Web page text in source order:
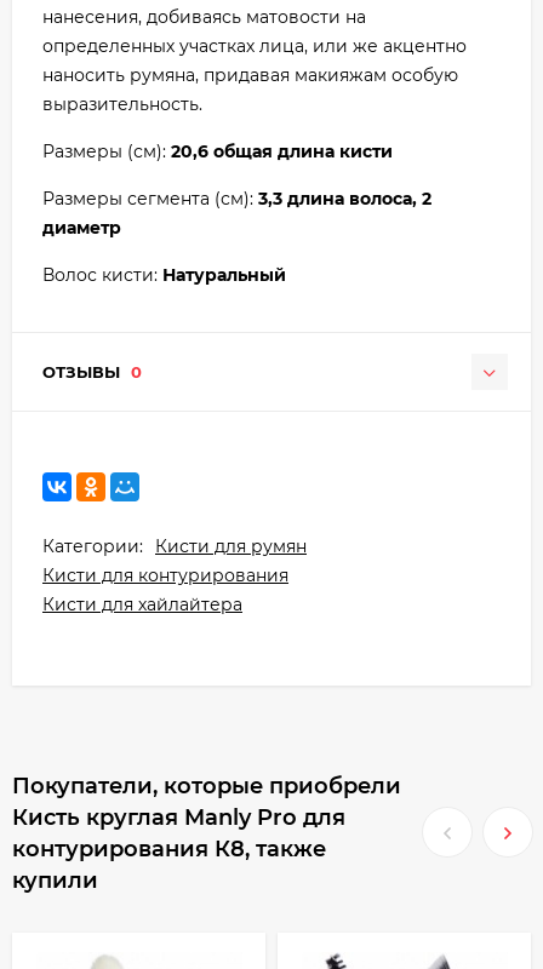
нанесения, добиваясь матовости на
определенных участках лица, или же акцентно
наносить румяна, придавая макияжам особую
выразительность.
Размеры (см): 20,6 общая длина кисти
Размеры сегмента (см): 3,3 длина волоса, 2
диаметр
Волос кисти: Натуральный
ОТЗЫВЫ 0
Категории:
Кисти для румян
Кисти для контурирования
Кисти для хайлайтера
Покупатели, которые приобрели
Кисть круглая Manly Pro для
контурирования К8, также
купили